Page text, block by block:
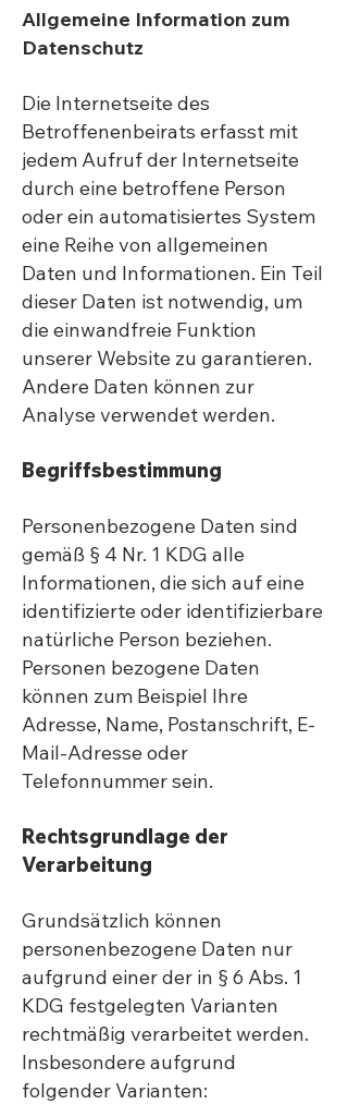
Allgemeine Information zum
Datenschutz
Die Internetseite des
Betroffenenbeirats erfasst mit
jedem Aufruf der Internetseite
durch eine betroffene Person
oder ein automatisiertes System
eine Reihe von allgemeinen
Daten und Informationen. Ein Teil
dieser Daten ist notwendig, um
die einwandfreie Funktion
unserer Website zu garantieren.
Andere Daten können zur
Analyse verwendet werden.
Begriffsbestimmung
Personenbezogene Daten sind
gemäß § 4 Nr. 1 KDG alle
Informationen, die sich auf eine
identifizierte oder identifizierbare
natürliche Person beziehen.
Personen bezogene Daten
können zum Beispiel Ihre
Adresse, Name, Postanschrift, E-
Mail-Adresse oder
Telefonnummer sein.
Rechtsgrundlage der
Verarbeitung
Grundsätzlich können
personenbezogene Daten nur
aufgrund einer der in § 6 Abs. 1
KDG festgelegten Varianten
rechtmäßig verarbeitet werden.
Insbesondere aufgrund
folgender Varianten: